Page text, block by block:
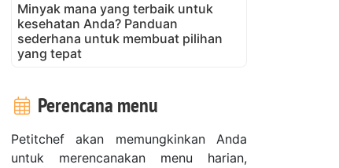
Minyak mana yang terbaik untuk
kesehatan Anda? Panduan
sederhana untuk membuat pilihan
yang tepat
Perencana menu
Petitchef akan memungkinkan Anda
untuk merencanakan menu harian,